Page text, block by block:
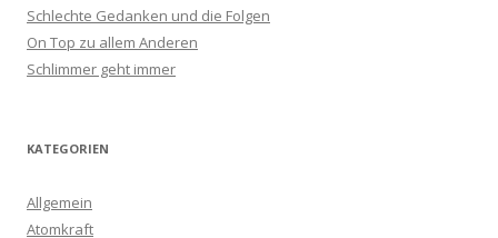
Schlechte Gedanken und die Folgen
On Top zu allem Anderen
Schlimmer geht immer
KATEGORIEN
Allgemein
Atomkraft